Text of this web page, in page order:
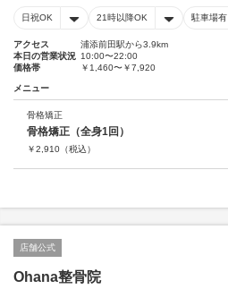
日祝OK 21時以降OK 駐車場有
アクセス
浦添前田駅から3.9km
本日の営業状況 10:00〜22:00
価格帯
￥1,460〜￥7,920
メニュー
骨格矯正
骨格矯正（全身1回）
￥2,910 （税込）
店舗公式
Ohana整骨院